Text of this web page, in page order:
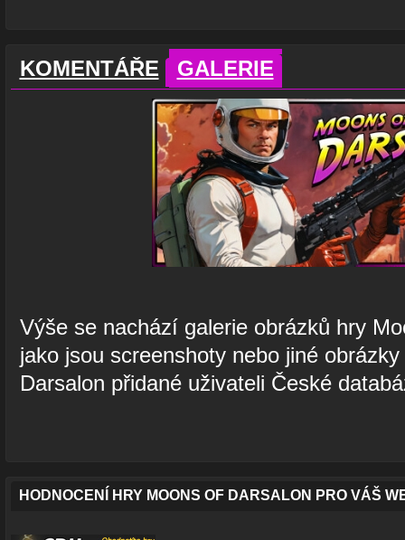
KOMENTÁŘE GALERIE
Výše se nachází galerie obrázků hry
jako jsou screenshoty nebo jiné
Darsalon přidané uživateli České
HODNOCENÍ HRY MOONS OF DARSALON PRO VÁŠ